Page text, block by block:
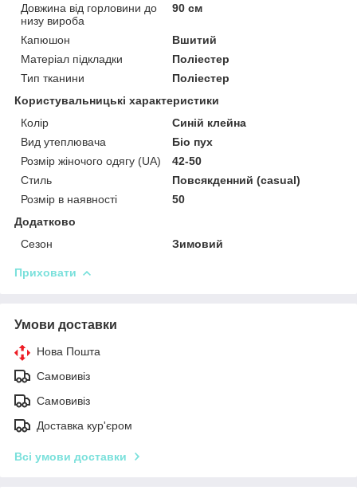
Довжина від горловини до
низу вироба
90 см
Капюшон
Вшитий
Матеріал підкладки
Поліестер
Тип тканини
Поліестер
Користувальницькі характеристики
Колір
Синій клейна
Вид утеплювача
Біо пух
Розмір жіночого одягу (UA)
42-50
Стиль
Повсякденний (casual)
Розмір в наявності
50
Додатково
Сезон
Зимовий
Приховати
Умови доставки
Нова Пошта
Самовивіз
Самовивіз
Доставка кур'єром
Всі умови доставки